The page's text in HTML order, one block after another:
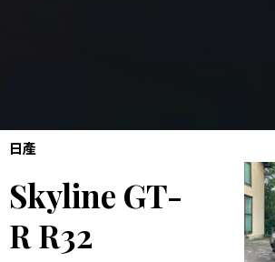
日產
Skyline GT-
R R32